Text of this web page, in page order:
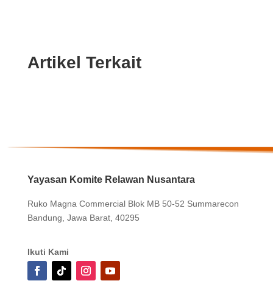
Artikel Terkait
Yayasan Komite Relawan Nusantara
Ruko Magna Commercial Blok MB 50-52 Summarecon
Bandung, Jawa Barat, 40295
Ikuti Kami